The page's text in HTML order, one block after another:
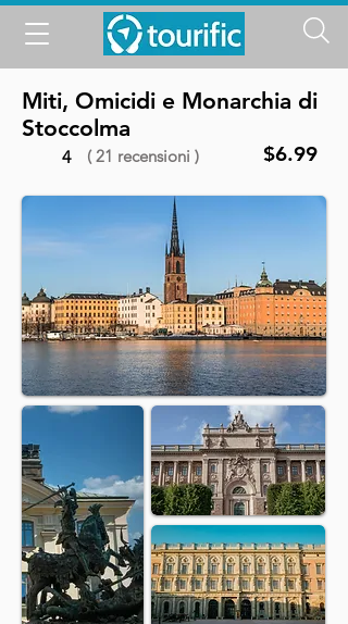
Miti, Omicidi e Monarchia di
Stoccolma
4 ( 21 recensioni ) $6.99